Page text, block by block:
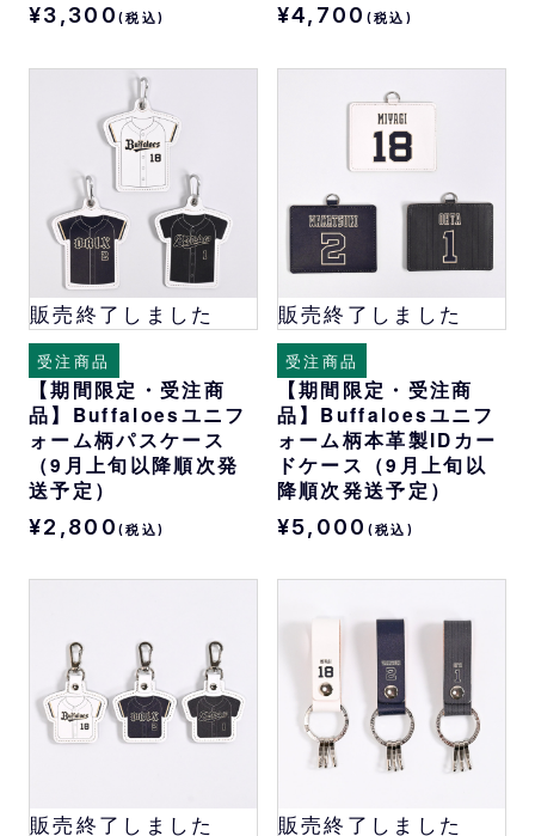
¥3,300 (税込) ¥4,700 (税込)
販売終了しました
受注商品
【期間限定・受注商
品】Buffaloesユニフ
ォーム柄パスケース
（9月上旬以降順次発
送予定）
¥2,800 (税込)
販売終了しました
受注商品
【期間限定・受注商
品】Buffaloesユニフ
ォーム柄本革製IDカー
ドケース（9月上旬以
降順次発送予定）
¥5,000 (税込)
販売終了しました 販売終了しました